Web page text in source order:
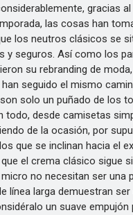
gracias
las cosas han
los neutros clásicos se
y seguros. Así como los
su rebranding de
seguido el mismo
solo un puñado de los
todo, desde camisetas
de la ocasión, por
que se inclinan hacia el
el crema clásico sigue
no necesitan ser una
línea larga demuestran
un suave empujón